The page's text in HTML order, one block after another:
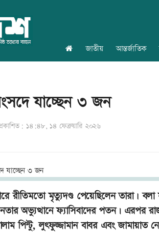
জাতীয় আন্তর্জাতিক
যাচ্ছেন ৩ জন
১৪:৪৮, ১৪ ফেব্রুয়ারি ২০২৬
রীতিমতো মৃত্যুদণ্ড পেয়েছিলেন তারা।
অভ্যুত্থানে ফ্যাসিবাদের পতন।
পিন্টু, লুৎফুজ্জামান বাবর এবং